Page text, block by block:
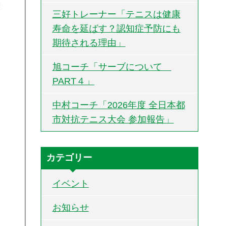
三好トレーナー「テニスは健康
寿命を延ばす？認知症予防にも
期待される理由」
旭コーチ「サーブについて
PART４」
中村コーチ「2026年度 全日本都
市対抗テニス大会 参加報告」
カテゴリー
イベント
お知らせ